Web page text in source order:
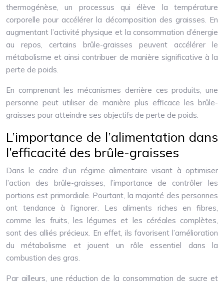
thermogénèse, un processus qui élève la température
corporelle pour accélérer la décomposition des graisses. En
augmentant l’activité physique et la consommation d’énergie
au repos, certains brûle-graisses peuvent accélérer le
métabolisme et ainsi contribuer de manière significative à la
perte de poids.
En comprenant les mécanismes derrière ces produits, une
personne peut utiliser de manière plus efficace les brûle-
graisses pour atteindre ses objectifs de perte de poids.
L’importance de l’alimentation dans
l’efficacité des brûle-graisses
Dans le cadre d’un régime alimentaire visant à optimiser
l’action des brûle-graisses, l’importance de contrôler les
portions est primordiale. Pourtant, la majorité des personnes
ont tendance à l’ignorer. Les aliments riches en fibres,
comme les fruits, les légumes et les céréales complètes,
sont des alliés précieux. En effet, ils favorisent l’amélioration
du métabolisme et jouent un rôle essentiel dans la
combustion des gras.
Par ailleurs, une réduction de la consommation de sucre et